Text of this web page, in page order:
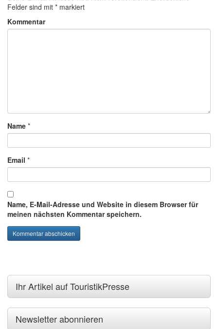
Felder sind mit * markiert
Kommentar
Name *
Email *
Name, E-Mail-Adresse und Website in diesem Browser für
meinen nächsten Kommentar speichern.
Ihr Artikel auf TouristikPresse
Newsletter abonnieren